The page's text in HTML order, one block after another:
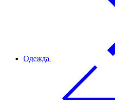
Одежда